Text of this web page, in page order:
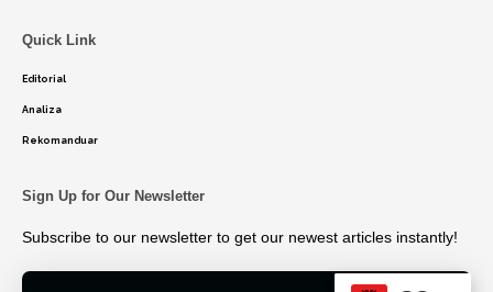
Quick Link
Editorial
Analiza
Rekomanduar
Sign Up for Our Newsletter
Subscribe to our newsletter to get our newest articles instantly!